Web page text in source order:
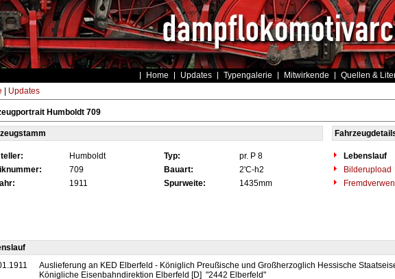
Home Updates Typengalerie Mitwirkende Quellen &
Updates
Humboldt 709
Humboldt Typ: pr. P 8
Lebenslauf
709 Bauart: 2'C-h2
Bilderupload
1911 Spurweite: 1435mm
Auslieferung an KED Elberfeld - Königlich Preußische und Großherzoglich Hessische
Königliche Eisenbahndirektion Elberfeld [D] "2442 Elberfeld"